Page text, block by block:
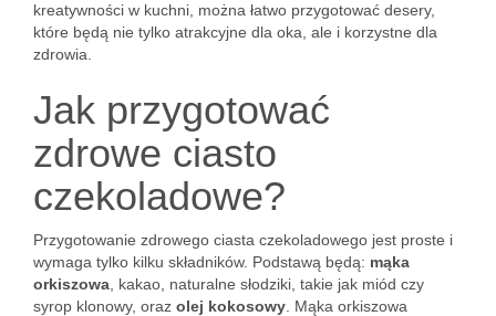
kreatywności w kuchni, można łatwo przygotować desery,
które będą nie tylko atrakcyjne dla oka, ale i korzystne dla
zdrowia.
Jak przygotować
zdrowe ciasto
czekoladowe?
Przygotowanie zdrowego ciasta czekoladowego jest proste i
wymaga tylko kilku składników. Podstawą będą: mąka
orkiszowa , kakao, naturalne słodziki, takie jak miód czy
syrop klonowy, oraz olej kokosowy . Mąka orkiszowa